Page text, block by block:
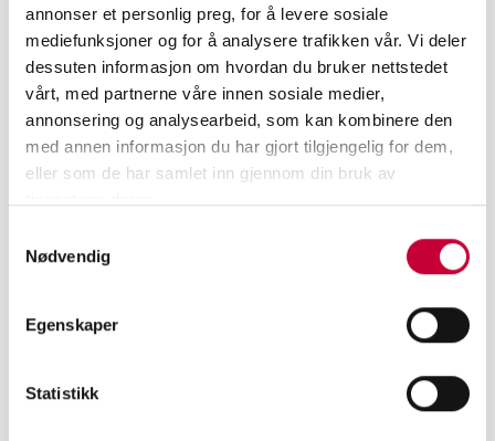
annonser et personlig preg, for å levere sosiale
mediefunksjoner og for å analysere trafikken vår. Vi deler
dessuten informasjon om hvordan du bruker nettstedet
vårt, med partnerne våre innen sosiale medier,
annonsering og analysearbeid, som kan kombinere den
med annen informasjon du har gjort tilgjengelig for dem,
eller som de har samlet inn gjennom din bruk av
Nødvendig
Egenskaper
Statistikk